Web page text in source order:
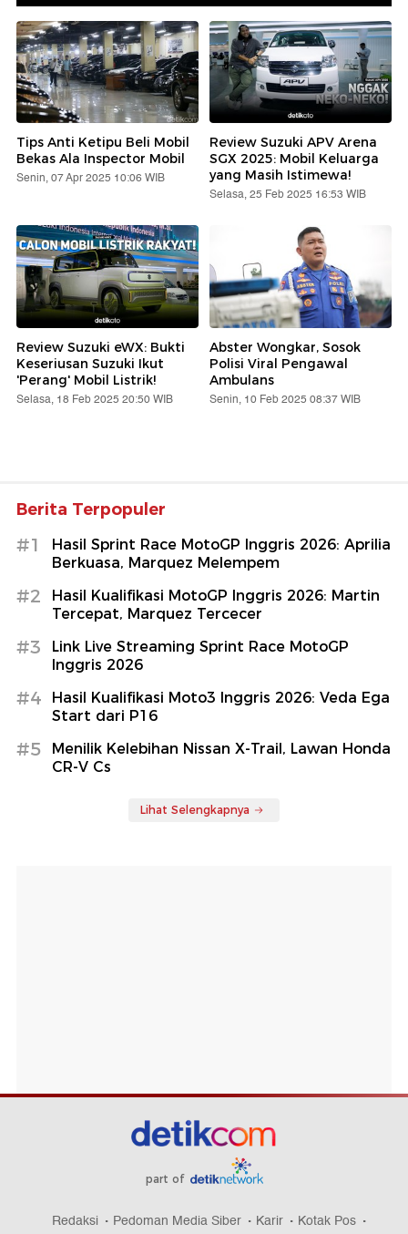
Tips Anti Ketipu Beli Mobil
Bekas Ala Inspector Mobil
Senin, 07 Apr 2025 10:06 WIB
Review Suzuki APV Arena
SGX 2025: Mobil Keluarga
yang Masih Istimewa!
Selasa, 25 Feb 2025 16:53 WIB
Review Suzuki eWX: Bukti
Keseriusan Suzuki Ikut
'Perang' Mobil Listrik!
Selasa, 18 Feb 2025 20:50 WIB
Abster Wongkar, Sosok
Polisi Viral Pengawal
Ambulans
Senin, 10 Feb 2025 08:37 WIB
Berita Terpopuler
#1
Hasil Sprint Race MotoGP Inggris 2026: Aprilia
Berkuasa, Marquez Melempem
#2
Hasil Kualifikasi MotoGP Inggris 2026: Martin
Tercepat, Marquez Tercecer
#3
Link Live Streaming Sprint Race MotoGP
Inggris 2026
#4
Hasil Kualifikasi Moto3 Inggris 2026: Veda Ega
Start dari P16
#5
Menilik Kelebihan Nissan X-Trail, Lawan Honda
CR-V Cs
Lihat Selengkapnya
part of
Redaksi Pedoman Media Siber Karir Kotak Pos